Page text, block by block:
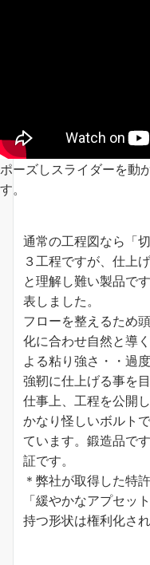
ポーズしスライダーを動
す。
通常の工程図なら「
３工程ですが、仕上
と理解し難い製品で
表しました。
フローを整えるため
化に合わせ自然と導
よる粘り強さ・・過
強靭に仕上げる事を
仕事上、工程を公開
かなり怪しいボルト
ています。鍛造品で
証です。
＊弊社が取得した特
「緩やかなアプセッ
持つ形状は権利化され